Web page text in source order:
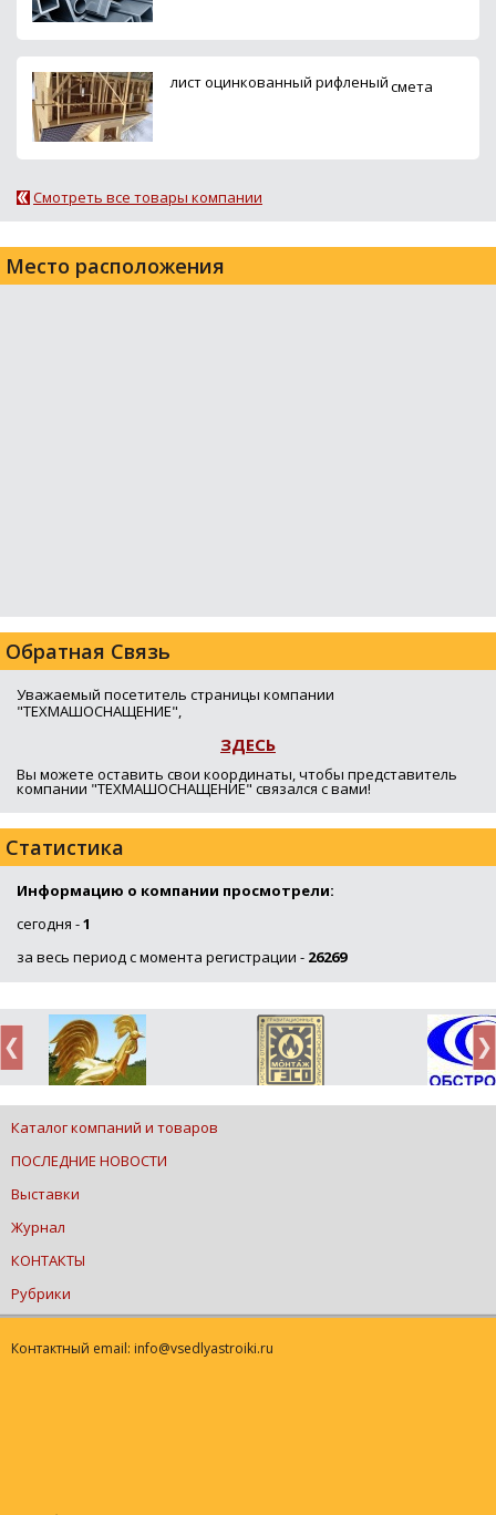
лист оцинкованный рифленыйсмета
Смотреть все товары компании
Место расположения
Обратная Связь
Уважаемый посетитель страницы компании
"ТЕХМАШОСНАЩЕНИЕ",
ЗДЕСЬ
Вы можете оставить свои координаты, чтобы представитель
компании "ТЕХМАШОСНАЩЕНИЕ" связался с вами!
Статистика
Информацию о компании просмотрели:
сегодня -1
за весь период с момента регистрации - 26269
Каталог компаний и товаров
ПОСЛЕДНИЕ НОВОСТИ
Выставки
Журнал
КОНТАКТЫ
Рубрики
Контактный email: info@vsedlyastroiki.ru